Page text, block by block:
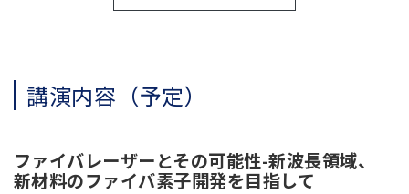
講演内容（予定）
ファイバレーザーとその可能性-新波長領域、
新材料のファイバ素子開発を目指して